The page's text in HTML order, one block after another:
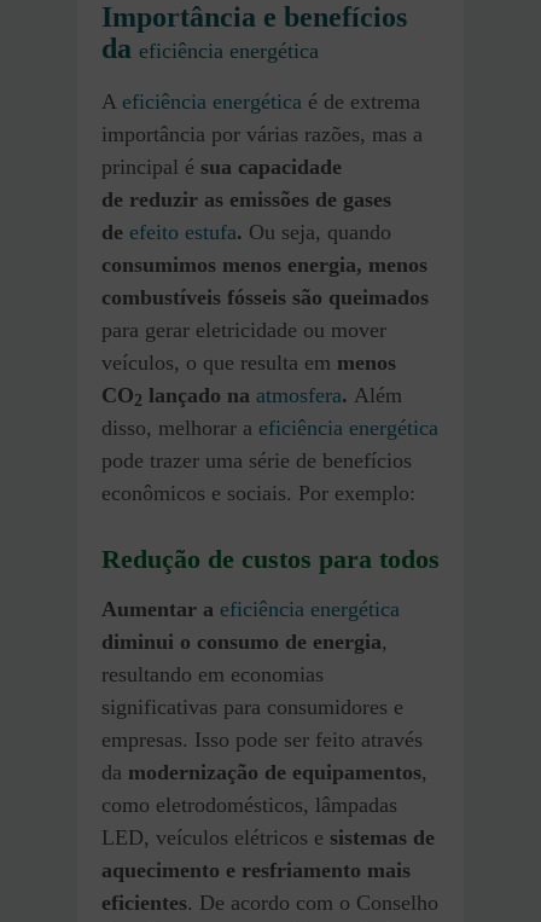
Importância e benefícios
da eficiência energética
A eficiência energética é de extrema
importância por várias razões, mas a
principal é sua capacidade
de reduzir as emissões de gases
de efeito estufa. Ou seja, quando
consumimos menos energia, menos
combustíveis fósseis são queimados
para gerar eletricidade ou mover
veículos, o que resulta em menos
CO2 lançado na atmosfera. Além
disso, melhorar a eficiência energética
pode trazer uma série de benefícios
econômicos e sociais. Por exemplo:
Redução de custos para todos
Aumentar a eficiência energética
diminui o consumo de energia,
resultando em economias
significativas para consumidores e
empresas. Isso pode ser feito através
da modernização de equipamentos,
como eletrodomésticos, lâmpadas
LED, veículos elétricos e sistemas de
aquecimento e resfriamento mais
eficientes. De acordo com o Conselho